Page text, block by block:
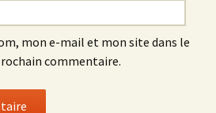
mon e-mail et mon site dans le
commentaire.